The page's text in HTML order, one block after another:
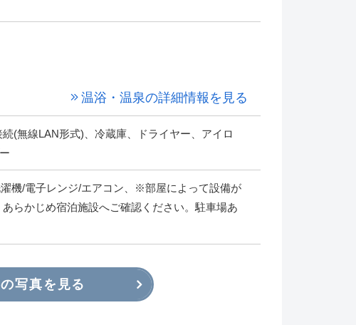
温浴・温泉の詳細情報を見る
(無線LAN形式)、冷蔵庫、ドライヤー、アイロ
機/電子レンジ/エアコン、※部屋によって設備が
らかじめ宿泊施設へご確認ください。駐車場あ
写真を見る